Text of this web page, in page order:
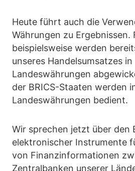
Heute führt auch die
Währungen zu Ergebnissen.
beispielsweise werden
unseres Handelsumsatzes in
Landeswährungen
der BRICS-Staaten werden
Landeswährungen bedient.
Wir sprechen jetzt über den
elektronischer Instrumente
von Finanzinformationen
Zentralbanken unserer